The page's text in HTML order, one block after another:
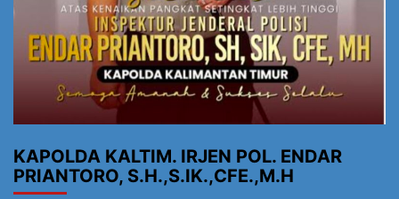
KAPOLDA KALTIM. IRJEN POL. ENDAR
PRIANTORO, S.H.,S.IK.,CFE.,M.H